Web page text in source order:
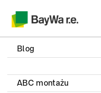
Blog
ABC montażu